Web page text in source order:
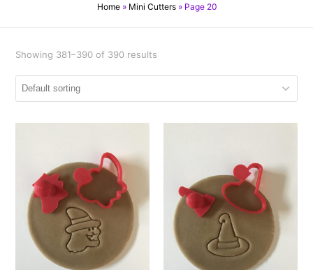
Home» Mini Cutters» Page 20
Showing 381–390 of 390 results